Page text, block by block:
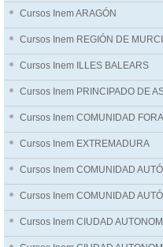
Cursos Inem ARAGÓN
Cursos Inem REGIÓN DE
Cursos Inem ILLES BALEARS
Cursos Inem PRINCIPADO DE
Cursos Inem COMUNIDAD
Cursos Inem EXTREMADURA
Cursos Inem COMUNIDAD
Cursos Inem COMUNIDAD
Cursos Inem CIUDAD